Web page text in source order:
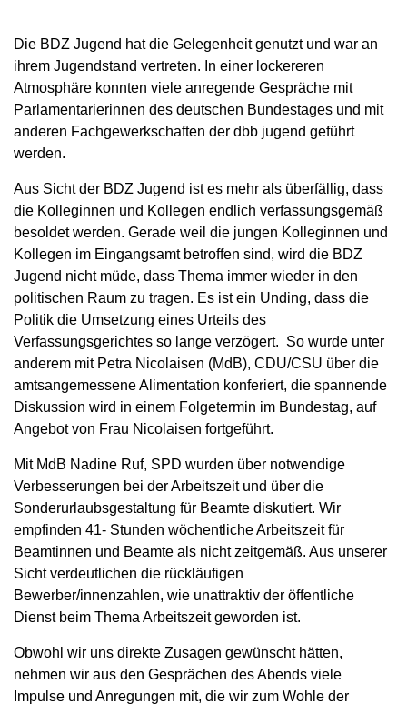
Die BDZ Jugend hat die Gelegenheit genutzt und war an
ihrem Jugendstand vertreten. In einer lockereren
Atmosphäre konnten viele anregende Gespräche mit
Parlamentarierinnen des deutschen Bundestages und mit
anderen Fachgewerkschaften der dbb jugend geführt
werden.
Aus Sicht der BDZ Jugend ist es mehr als überfällig, dass
die Kolleginnen und Kollegen endlich verfassungsgemäß
besoldet werden. Gerade weil die jungen Kolleginnen und
Kollegen im Eingangsamt betroffen sind, wird die BDZ
Jugend nicht müde, dass Thema immer wieder in den
politischen Raum zu tragen. Es ist ein Unding, dass die
Politik die Umsetzung eines Urteils des
Verfassungsgerichtes so lange verzögert. So wurde unter
anderem mit Petra Nicolaisen (MdB), CDU/CSU über die
amtsangemessene Alimentation konferiert, die spannende
Diskussion wird in einem Folgetermin im Bundestag, auf
Angebot von Frau Nicolaisen fortgeführt.
Mit MdB Nadine Ruf, SPD wurden über notwendige
Verbesserungen bei der Arbeitszeit und über die
Sonderurlaubsgestaltung für Beamte diskutiert. Wir
empfinden 41- Stunden wöchentliche Arbeitszeit für
Beamtinnen und Beamte als nicht zeitgemäß. Aus unserer
Sicht verdeutlichen die rückläufigen
Bewerber/innenzahlen, wie unattraktiv der öffentliche
Dienst beim Thema Arbeitszeit geworden ist.
Obwohl wir uns direkte Zusagen gewünscht hätten,
nehmen wir aus den Gesprächen des Abends viele
Impulse und Anregungen mit, die wir zum Wohle der